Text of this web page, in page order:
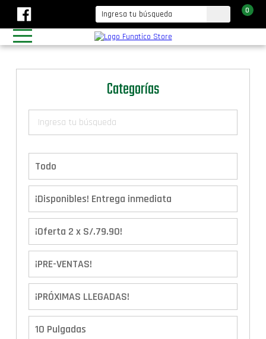
0
Categorías
Todo
¡Disponibles! Entrega inmediata
¡Oferta 2 x S/.79.90!
¡PRE-VENTAS!
¡PRÓXIMAS LLEGADAS!
10 Pulgadas